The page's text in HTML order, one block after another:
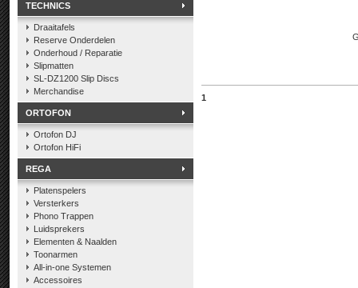
TECHNICS
Draaitafels
Reserve Onderdelen
Onderhoud / Reparatie
Slipmatten
SL-DZ1200 Slip Discs
Merchandise
ORTOFON
Ortofon DJ
Ortofon HiFi
REGA
Platenspelers
Versterkers
Phono Trappen
Luidsprekers
Elementen & Naalden
Toonarmen
All-in-one Systemen
Accessoires
1